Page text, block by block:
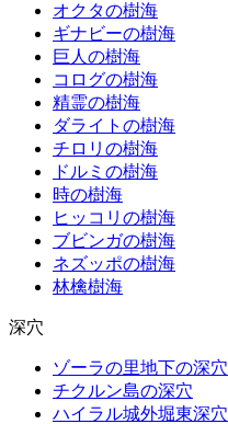
オクタの樹海
ギナビーの樹海
巨人の樹海
コログの樹海
精霊の樹海
ダライトの樹海
チロリの樹海
ドルミの樹海
時の樹海
ヒッコリの樹海
ブビンガの樹海
ネズッポの樹海
林檎樹海
深穴
ゾーラの里地下の深穴
チクルン島の深穴
ハイラル城外堀東深穴